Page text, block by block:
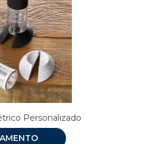
Personalizado